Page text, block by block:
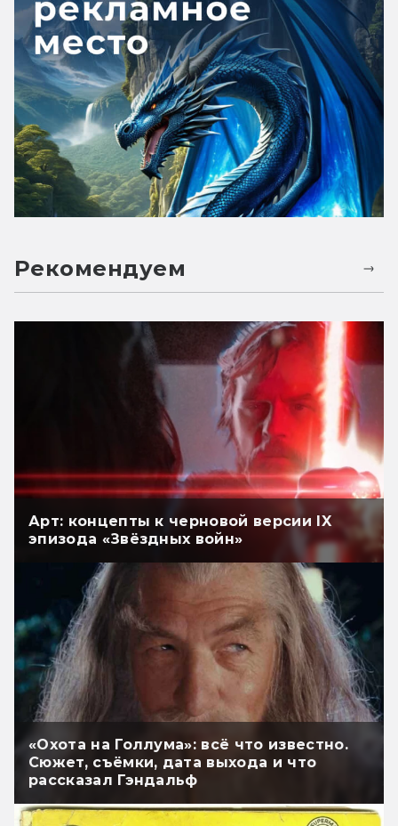
Рекомендуем
Арт: концепты к черновой версии IX
эпизода «Звёздных войн»
«Охота на Голлума»: всё что известно.
Сюжет, съёмки, дата выхода и что
рассказал Гэндальф